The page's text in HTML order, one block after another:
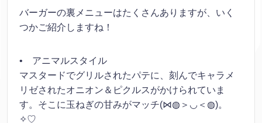
バーガーの裏メニューはたくさんありますが、いく
つかご紹介しますね！
• アニマルスタイル
マスタードでグリルされたパテに、刻んでキャラメ
リゼされたオニオン＆ピクルスがかけられていま
す。そこに玉ねぎの甘みがマッチ(⋈◍＞◡＜◍)。
✧♡